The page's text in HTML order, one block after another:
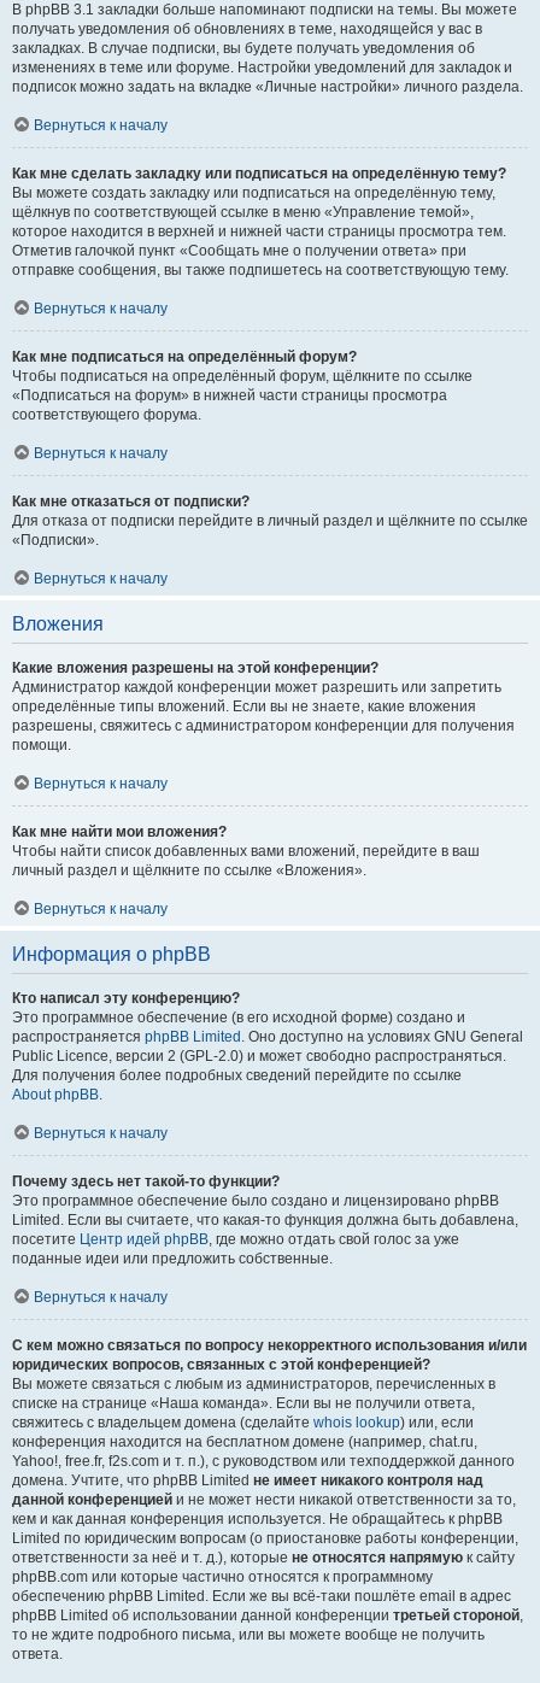
В phpBB 3.1 закладки больше напоминают подписки на темы. Вы можете
получать уведомления об обновлениях в теме, находящейся у вас в
закладках. В случае подписки, вы будете получать уведомления об
изменениях в теме или форуме. Настройки уведомлений для закладок и
подписок можно задать на вкладке «Личные настройки» личного раздела.
Вернуться к началу
Как мне сделать закладку или подписаться на определённую тему?
Вы можете создать закладку или подписаться на определённую тему,
щёлкнув по соответствующей ссылке в меню «Управление темой»,
которое находится в верхней и нижней части страницы просмотра тем.
Отметив галочкой пункт «Сообщать мне о получении ответа» при
отправке сообщения, вы также подпишетесь на соответствующую тему.
Вернуться к началу
Как мне подписаться на определённый форум?
Чтобы подписаться на определённый форум, щёлкните по ссылке
«Подписаться на форум» в нижней части страницы просмотра
соответствующего форума.
Вернуться к началу
Как мне отказаться от подписки?
Для отказа от подписки перейдите в личный раздел и щёлкните по ссылке
«Подписки».
Вернуться к началу
Вложения
Какие вложения разрешены на этой конференции?
Администратор каждой конференции может разрешить или запретить
определённые типы вложений. Если вы не знаете, какие вложения
разрешены, свяжитесь с администратором конференции для получения
помощи.
Вернуться к началу
Как мне найти мои вложения?
Чтобы найти список добавленных вами вложений, перейдите в ваш
личный раздел и щёлкните по ссылке «Вложения».
Вернуться к началу
Информация о phpBB
Кто написал эту конференцию?
Это программное обеспечение (в его исходной форме) создано и
распространяется phpBB Limited . Оно доступно на условиях GNU General
Public Licence, версии 2 (GPL-2.0) и может свободно распространяться.
Для получения более подробных сведений перейдите по ссылке
About phpBB.
Вернуться к началу
Почему здесь нет такой-то функции?
Это программное обеспечение было создано и лицензировано phpBB
Limited. Если вы считаете, что какая-то функция должна быть добавлена,
посетите Центр идей phpBB, где можно отдать свой голос за уже
поданные идеи или предложить собственные.
Вернуться к началу
С кем можно связаться по вопросу некорректного использования и/или
юридических вопросов, связанных с этой конференцией?
Вы можете связаться с любым из администраторов, перечисленных в
списке на странице «Наша команда». Если вы не получили ответа,
свяжитесь с владельцем домена (сделайте whois lookup) или, если
конференция находится на бесплатном домене (например, chat.ru,
Yahoo!, free.fr, f2s.com и т. п.), с руководством или техподдержкой данного
домена. Учтите, что phpBB Limited не имеет никакого контроля над
данной конференцией и не может нести никакой ответственности за то,
кем и как данная конференция используется. Не обращайтесь к phpBB
Limited по юридическим вопросам (о приостановке работы конференции,
ответственности за неё и т. д.), которые не относятся напрямую к сайту
phpBB.com или которые частично относятся к программному
обеспечению phpBB Limited. Если же вы всё-таки пошлёте email в адрес
phpBB Limited об использовании данной конференции третьей стороной,
то не ждите подробного письма, или вы можете вообще не получить
ответа.